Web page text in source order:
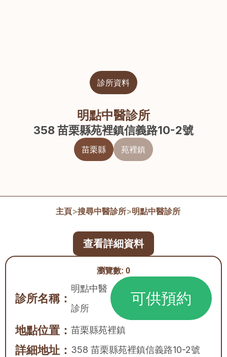
診所資料
明點中醫診所
358 苗栗縣苑裡鎮信義路10-2號
苗栗縣 苑裡鎮
主頁>搜尋中醫診所>明點中醫診所
瀏覽數: 0
診所名稱：
明點中醫
診所
可供預約
地點位置： 苗栗縣苑裡鎮
詳細地址： 358 苗栗縣苑裡鎮信義路10-2號
查看詳細資料